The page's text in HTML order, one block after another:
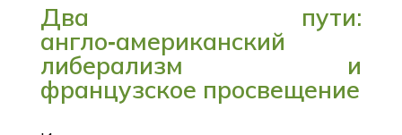
Два пути:
англо‑американский
либерализм и
французское просвещение